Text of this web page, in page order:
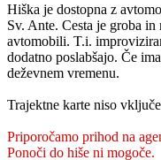
Hiška je dostopna z
Sv. Ante. Cesta je groba
avtomobili. T.i.
dodatno poslabšajo. Če
deževnem vremenu.
Trajektne karte niso
Priporočamo prihod na
Ponoči do hiše ni mogoče.